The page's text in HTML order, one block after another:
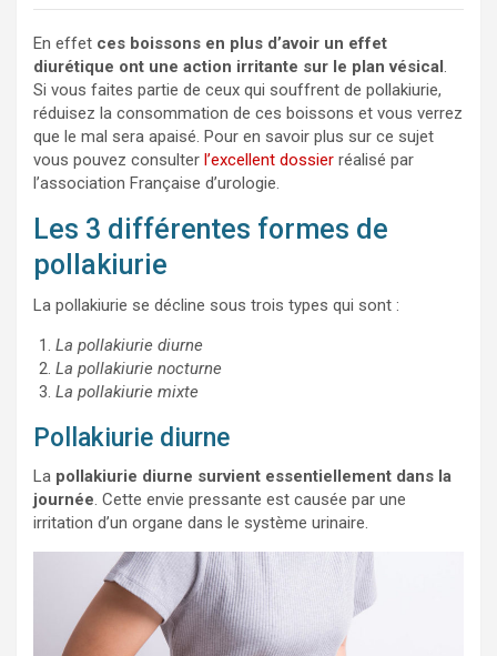
En effet ces boissons en plus d’avoir un effet
diurétique ont une action irritante sur le plan vésical.
Si vous faites partie de ceux qui souffrent de pollakiurie,
réduisez la consommation de ces boissons et vous verrez
que le mal sera apaisé. Pour en savoir plus sur ce sujet
vous pouvez consulter l’excellent dossier réalisé par
l’association Française d’urologie.
Les 3 différentes formes de
pollakiurie
La pollakiurie se décline sous trois types qui sont :
La pollakiurie diurne
La pollakiurie nocturne
La pollakiurie mixte
Pollakiurie diurne
La pollakiurie diurne survient essentiellement dans la
journée. Cette envie pressante est causée par une
irritation d’un organe dans le système urinaire.